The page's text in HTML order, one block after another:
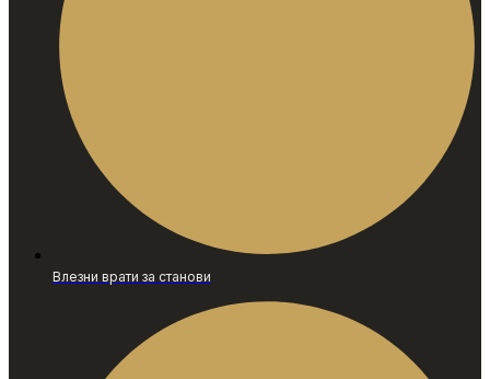
Влезни врати за станови